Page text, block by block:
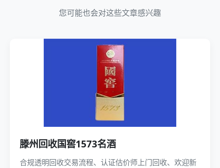
您可能也会对这些文章感兴趣
滕州回收国窖1573名酒
合规透明回收交易流程、认证估价师上门回收、欢迎新